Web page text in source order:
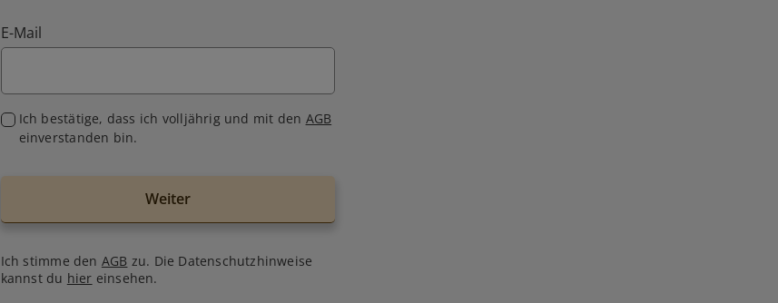
E-Mail
Ich bestätige, dass ich volljährig und mit den AGB
einverstanden bin.
Weiter
Ich stimme den AGB zu. Die Datenschutzhinweise
kannst du hier einsehen.